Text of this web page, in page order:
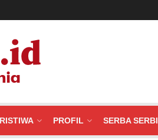
PROFIL SERBA SERBI